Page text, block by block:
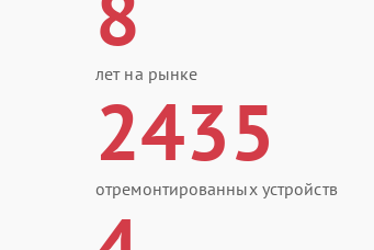
лет на рынке
2435
отремонтированных устройств